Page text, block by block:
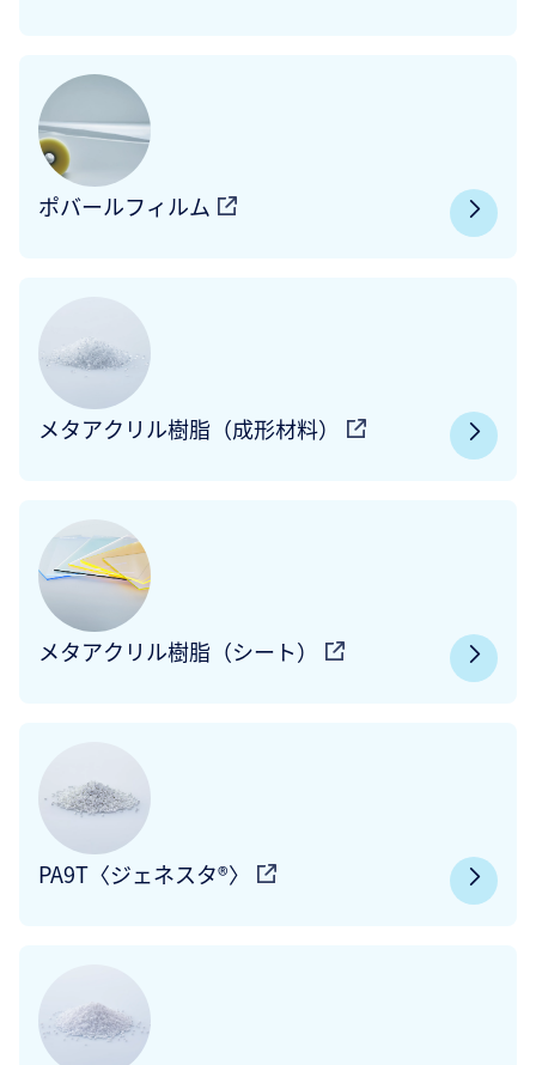
ポバールフィルム
メタアクリル樹脂（成形材料）
メタアクリル樹脂（シート）
PA9T〈ジェネスタ®〉